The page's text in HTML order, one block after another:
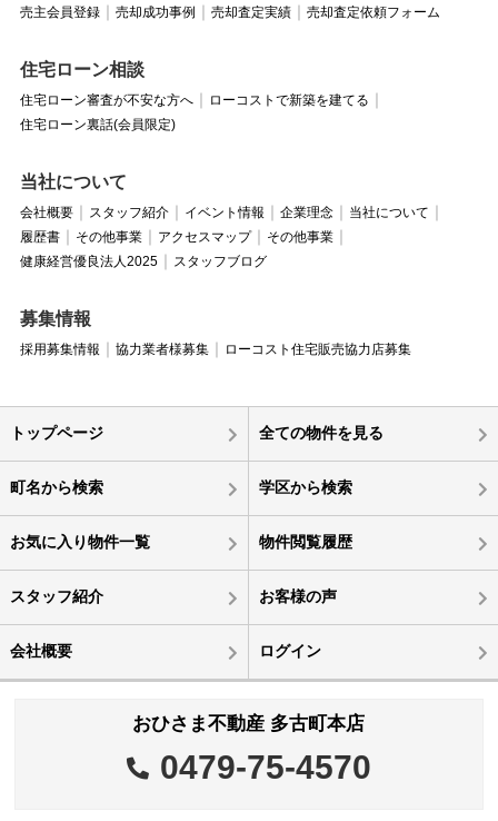
売主会員登録
売却成功事例 売却査定実績 売却査定依頼フォーム
住宅ローン相談
住宅ローン審査が不安な方へ
ローコストで新築を建てる
住宅ローン裏話(会員限定)
当社について
会社概要 スタッフ紹介 イベント情報 企業理念
当社について
履歴書
その他事業 アクセスマップ
その他事業
健康経営優良法人2025
スタッフブログ
募集情報
採用募集情報 協力業者様募集 ローコスト住宅販売協力店募集
トップページ 全ての物件を見る
町名から検索 学区から検索
お気に入り物件一覧 物件閲覧履歴
スタッフ紹介 お客様の声
会社概要 ログイン
おひさま不動産 多古町本店
0479-75-4570